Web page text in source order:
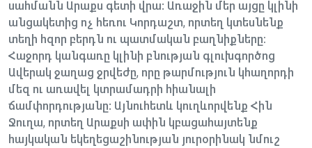
սահմանն Արաքս գետի վրա: Առաջին մեր այցը կլինի
անցակետից ոչ հեռու Կորդաշտ, որտեղ կտեսնենք
տեղի հզոր բերդն ու պատմական բաղնիքները։
Հաջորդ կանգառը կլինի բնության գլուխգործոց
Ավերակ ջաղաց ջրվեժը, որը թարմություն կհաղորդի
մեզ ու առավել կտրամադրի հիանալի
ճամփորդությանը: Այնուհետև կուղևորվենք Հին
Ջուղա, որտեղ Արաքսի ափին կբացահայտենք
հայկական եկեղեցաշինության յուրօրինակ նմուշ